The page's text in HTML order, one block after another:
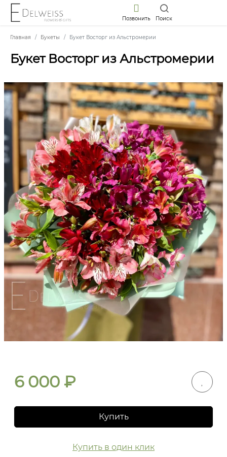
Позвонить Поиск
Главная Букеты Букет Восторг из Альстромерии
Букет Восторг из Альстромерии
6 000 ₽
Купить
Купить в один клик